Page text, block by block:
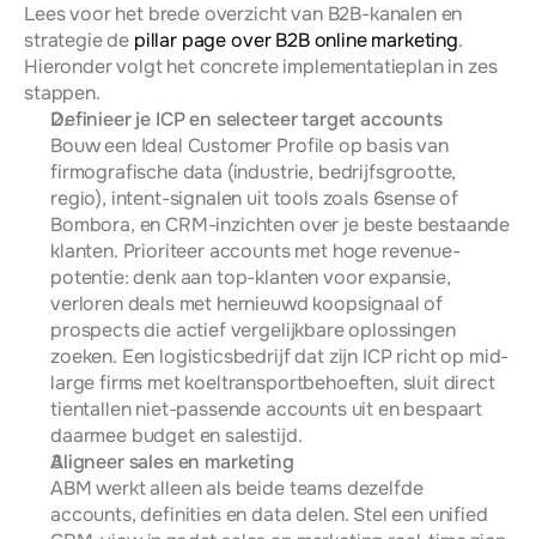
Lees voor het brede overzicht van B2B-kanalen en
strategie de pillar page over B2B online marketing.
Hieronder volgt het concrete implementatieplan in zes
stappen.
Definieer je ICP en selecteer target accounts
Bouw een Ideal Customer Profile op basis van
firmografische data (industrie, bedrijfsgrootte,
regio), intent-signalen uit tools zoals 6sense of
Bombora, en CRM-inzichten over je beste bestaande
klanten. Prioriteer accounts met hoge revenue-
potentie: denk aan top-klanten voor expansie,
verloren deals met hernieuwd koopsignaal of
prospects die actief vergelijkbare oplossingen
zoeken. Een logisticsbedrijf dat zijn ICP richt op mid-
large firms met koeltransportbehoeften, sluit direct
tientallen niet-passende accounts uit en bespaart
daarmee budget en salestijd.
Aligneer sales en marketing
ABM werkt alleen als beide teams dezelfde
accounts, definities en data delen. Stel een unified